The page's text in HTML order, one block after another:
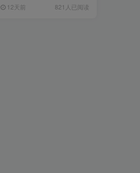
流程实战
12天前 821人已阅读